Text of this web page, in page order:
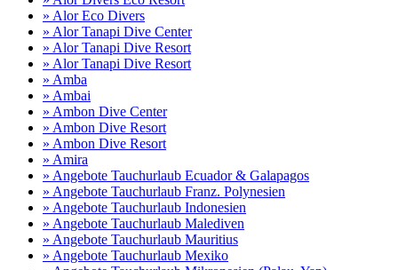
» Alor Eco Divers
» Alor Tanapi Dive Center
» Alor Tanapi Dive Resort
» Alor Tanapi Dive Resort
» Amba
» Ambai
» Ambon Dive Center
» Ambon Dive Resort
» Ambon Dive Resort
» Amira
» Angebote Tauchurlaub Ecuador & Galapagos
» Angebote Tauchurlaub Franz. Polynesien
» Angebote Tauchurlaub Indonesien
» Angebote Tauchurlaub Malediven
» Angebote Tauchurlaub Mauritius
» Angebote Tauchurlaub Mexiko